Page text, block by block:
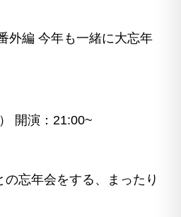
外編 今年も一緒に大忘年
開演：21:00~
の忘年会をする、まったり